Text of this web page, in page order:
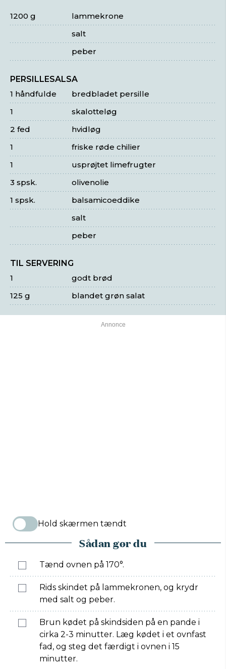
lammekrone
1200 g
salt
peber
PERSILLESALSA
bredbladet persille
1 håndfulde
skalotteløg
1
hvidløg
2 fed
friske røde chilier
1
usprøjtet limefrugter
1
olivenolie
3 spsk.
balsamicoeddike
1 spsk.
salt
peber
TIL SERVERING
godt brød
1
blandet grøn salat
125 g
Hold skærmen tændt
Sådan gør du
Tænd ovnen på 170°.
Rids skindet på lammekronen, og krydr
med salt og peber.
Brun kødet på skindsiden på en pande i
cirka 2-3 minutter. Læg kødet i et ovnfast
fad, og steg det færdigt i ovnen i 15
minutter.